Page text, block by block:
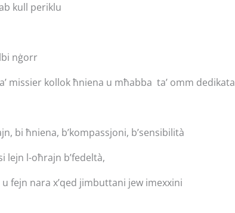
kull periklu
nġorr
missier kollok ħniena u mħabba ta’ omm dedikata
bi ħniena, b’kompassjoni, b’sensibilità
lejn l-oħrajn b’fedeltà,
fejn nara x’qed jimbuttani jew imexxini